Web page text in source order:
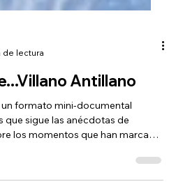
de lectura
Antillano
un formato mini-documental
los momentos que han marcado
detrás de esos días en los